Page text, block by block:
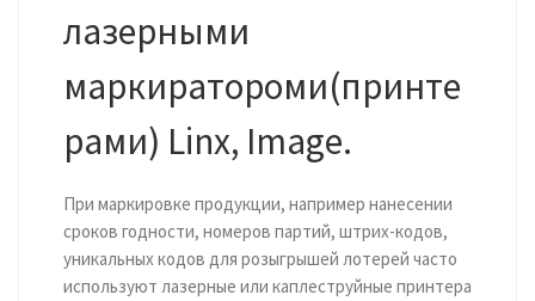
лазерными
маркиратороми(принте
рами) Linx, Image.
При маркировке продукции, например нанесении
сроков годности, номеров партий, штрих-кодов,
уникальных кодов для розыгрышей лотерей часто
используют лазерные или каплеструйные принтера